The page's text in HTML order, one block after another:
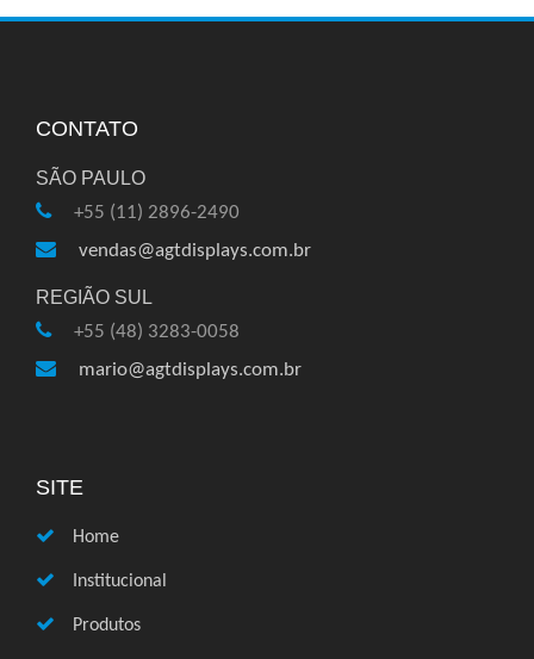
CONTATO
SÃO PAULO
+55 (11) 2896-2490
vendas@agtdisplays.com.br
REGIÃO SUL
+55 (48) 3283-0058
mario@agtdisplays.com.br
SITE
Home
Institucional
Produtos